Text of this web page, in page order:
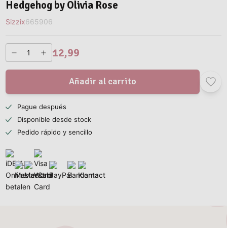
Hedgehog by Olivia Rose
Sizzix665906
12,99
Añadir al carrito
Pague después
Disponible desde stock
Pedido rápido y sencillo